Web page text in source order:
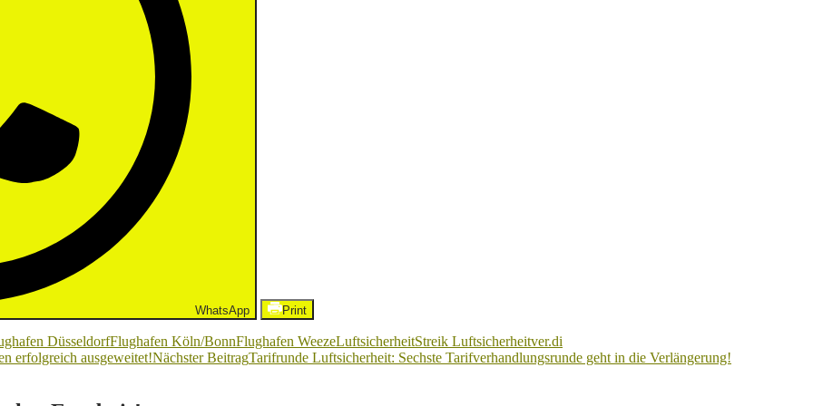
WhatsApp Print
DüsseldorfFlughafen Köln/BonnFlughafen WeezeLuftsicherheitStreik Luftsicherheitver.di
erfolgreich ausgeweitet!Nächster BeitragTarifrunde Luftsicherheit: Sechste Tarifverhandlungsrunde geht in die Verlängerung!